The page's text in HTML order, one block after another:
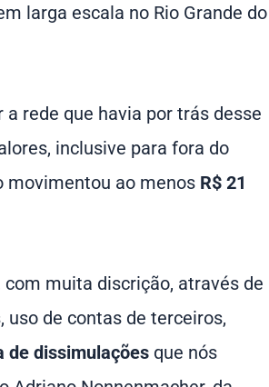
larga escala no Rio Grande do
rede que havia por trás desse
inclusive para fora do
movimentou ao menos R$ 21
muita discrição, através de
de contas de terceiros,
de dissimulações que nós